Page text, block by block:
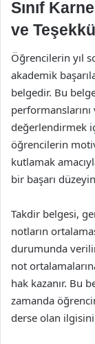
Sınıf
ve
Öğrencilerin yıl
akademik
belgedir. Bu
performanslarını
değerlendirmek
öğrencilerin
kutlamak
bir başarı
Takdir belgesi,
notların
durumunda
not
hak kazanır. Bu
zamanda
derse olan